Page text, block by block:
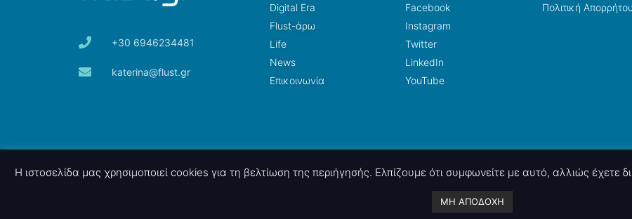
+30 6946234481
katerina@flust.gr
Digital Era
Flust-άρω
Life
News
Επικοινωνία
Facebook
Instagram
Twitter
LinkedIn
YouTube
Πολιτική Απορρήτου
© 2026 nettings, ltd. All rights reserved.
nettings, ltd . Powered by
Η ιστοσελίδα μας χρησιμοποιεί cookies για τη βελτίωση της περιήγησής. Ελπίζουμε ότι συμφωνείτε με αυτό, αλλιώς έχετε
ΜΗ ΑΠΟΔΟΧΗ